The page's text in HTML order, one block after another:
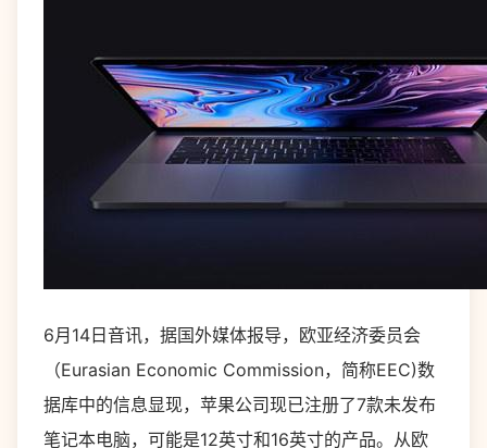
6月14日音讯，据国外媒体报导，欧亚经济委员会
（Eurasian Economic Commission，简称EEC)数
据库中的信息显现，苹果公司现已注册了7款未发布
笔记本电脑，可能是12英寸和16英寸的产品。从欧